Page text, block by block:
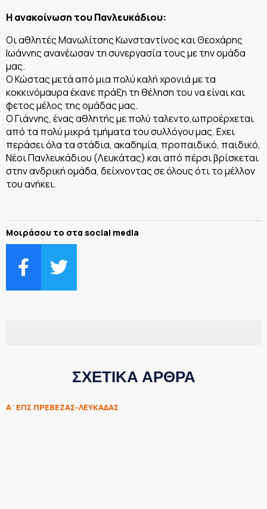
Η ανακοίνωση του Πανλευκάδιου:
Οι αθλητές Μανωλίτσης Κωνσταντίνος και Θεοχάρης
Ιωάννης ανανέωσαν τη συνεργασία τους με την ομάδα
μας.
Ο Κώστας μετά από μια πολύ καλή χρονιά με τα
κοκκινόμαυρα έκανε πράξη τη θέληση του να είναι και
φετος μέλος της ομάδας μας.
Ο Γιάννης, ένας αθλητής με πολύ ταλεντο,ωπροέρχεται
από τα πολύ μικρά τμήματα του συλλόγου μας. Εχει
περάσει όλα τα στάδια, ακαδημία, προπαιδικό, παιδικό,
Νέοι Πανλευκάδιου (Λευκάτας) και από πέρσι βρίσκεται
στην ανδρική ομάδα, δείχνοντας σε όλους ότι το μέλλον
του ανήκει.
Μοιράσου το στα social media
ΣΧΕΤΙΚΑ ΑΡΘΡΑ
Α΄ΕΠΣ ΠΡΕΒΕΖΑΣ-ΛΕΥΚΑΔΑΣ